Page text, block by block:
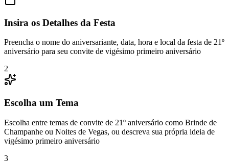
Insira os Detalhes da Festa
Preencha o nome do aniversariante, data, hora e local da festa de 21º
aniversário para seu convite de vigésimo primeiro aniversário
2
Escolha um Tema
Escolha entre temas de convite de 21º aniversário como Brinde de
Champanhe ou Noites de Vegas, ou descreva sua própria ideia de
vigésimo primeiro aniversário
3